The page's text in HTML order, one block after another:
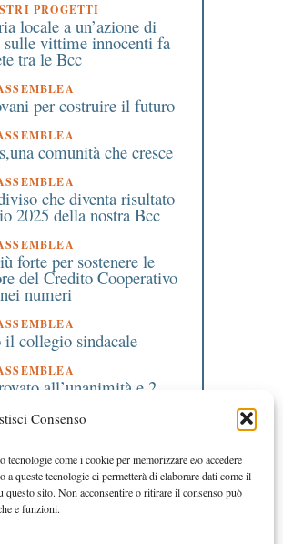
Consenso
come i cookie per memorizzare e/o accedere
queste tecnologie ci permetterà di elaborare dati come il
sito. Non acconsentire o ritirare il consenso può
e funzioni.
PROGETTI
locale a un’azione di
vittime innocenti fa
tra le Bcc
per costruire il futuro
comunità che cresce
che diventa risultato
2025 della nostra Bcc
forte per sostenere le
del Credito Cooperativo
nei numeri
il collegio sindacale
all’unanimità e 2
PRESIDENTE
futuro insieme